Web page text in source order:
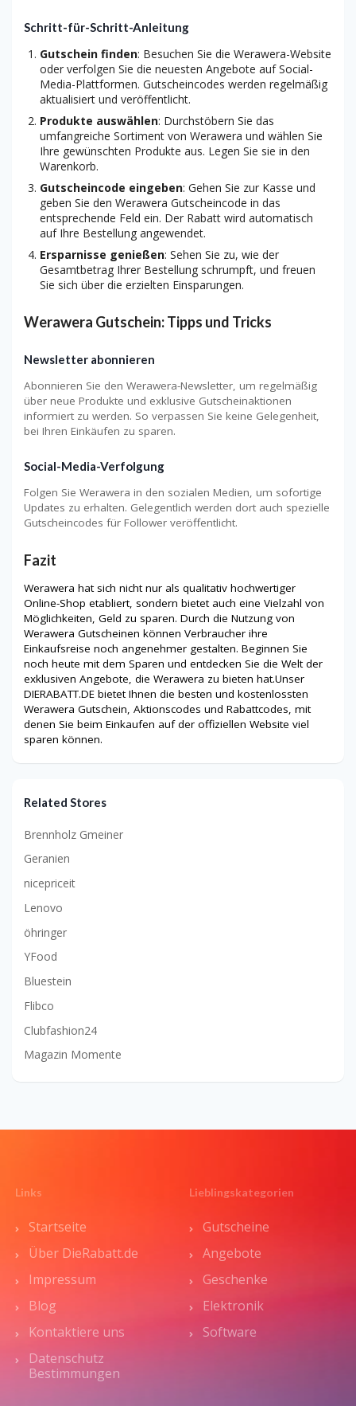
Schritt-für-Schritt-Anleitung
Gutschein finden: Besuchen Sie die Werawera-Website
oder verfolgen Sie die neuesten Angebote auf Social-
Media-Plattformen. Gutscheincodes werden regelmäßig
aktualisiert und veröffentlicht.
Produkte auswählen: Durchstöbern Sie das
umfangreiche Sortiment von Werawera und wählen Sie
Ihre gewünschten Produkte aus. Legen Sie sie in den
Warenkorb.
Gutscheincode eingeben: Gehen Sie zur Kasse und
geben Sie den Werawera Gutscheincode in das
entsprechende Feld ein. Der Rabatt wird automatisch
auf Ihre Bestellung angewendet.
Ersparnisse genießen: Sehen Sie zu, wie der
Gesamtbetrag Ihrer Bestellung schrumpft, und freuen
Sie sich über die erzielten Einsparungen.
Werawera Gutschein: Tipps und Tricks
Newsletter abonnieren
Abonnieren Sie den Werawera-Newsletter, um regelmäßig
über neue Produkte und exklusive Gutscheinaktionen
informiert zu werden. So verpassen Sie keine Gelegenheit,
bei Ihren Einkäufen zu sparen.
Social-Media-Verfolgung
Folgen Sie Werawera in den sozialen Medien, um sofortige
Updates zu erhalten. Gelegentlich werden dort auch spezielle
Gutscheincodes für Follower veröffentlicht.
Fazit
Werawera hat sich nicht nur als qualitativ hochwertiger
Online-Shop etabliert, sondern bietet auch eine Vielzahl von
Möglichkeiten, Geld zu sparen. Durch die Nutzung von
Werawera Gutscheinen können Verbraucher ihre
Einkaufsreise noch angenehmer gestalten. Beginnen Sie
noch heute mit dem Sparen und entdecken Sie die Welt der
exklusiven Angebote, die Werawera zu bieten hat.Unser
DIERABATT.DE bietet Ihnen die besten und kostenlossten
Werawera Gutschein, Aktionscodes und Rabattcodes, mit
denen Sie beim Einkaufen auf der offiziellen Website viel
sparen können.
Related Stores
Brennholz Gmeiner
Geranien
nicepriceit
Lenovo
öhringer
YFood
Bluestein
Flibco
Clubfashion24
Magazin Momente
Links
Startseite
Über DieRabatt.de
Impressum
Blog
Kontaktiere uns
Datenschutz
Bestimmungen
Lieblingskategorien
Gutscheine
Angebote
Geschenke
Elektronik
Software